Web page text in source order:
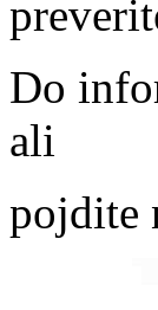
Do
ali
pojdite